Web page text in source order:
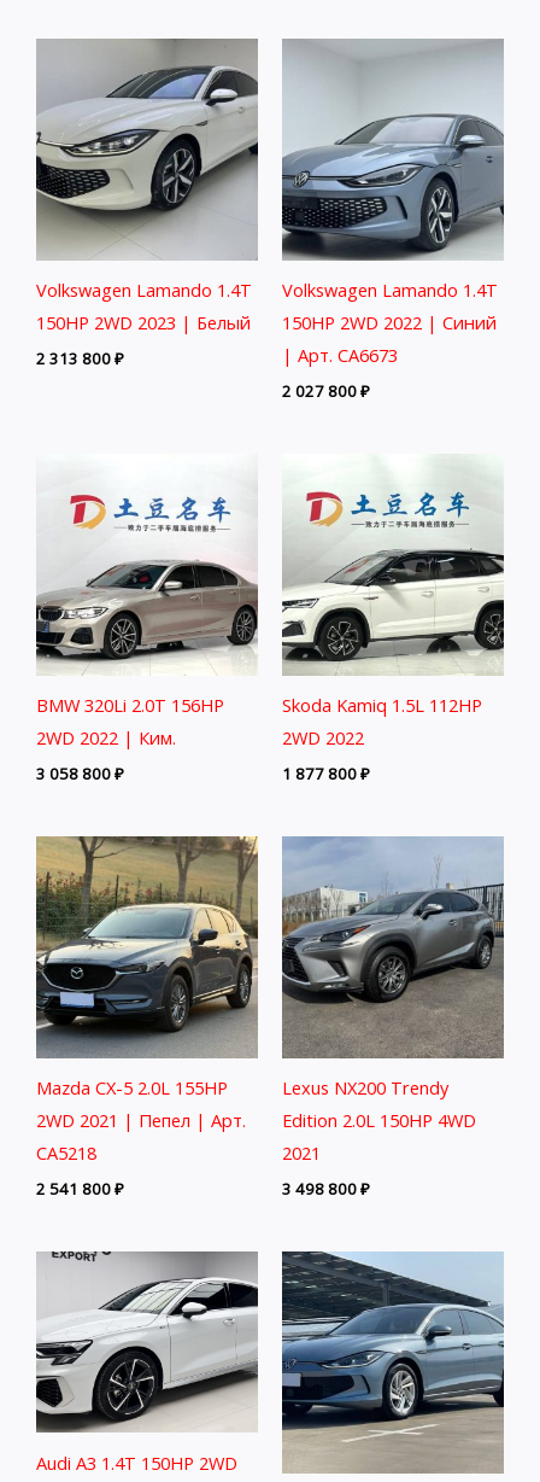
Volkswagen Lamando 1.4T
150HP 2WD 2023 | Белый
2 313 800₽
Volkswagen Lamando 1.4T
150HP 2WD 2022 | Синий
| Арт. CA6673
2 027 800₽
BMW 320Li 2.0T 156HP
2WD 2022 | Ким.
3 058 800₽
Skoda Kamiq 1.5L 112HP
2WD 2022
1 877 800₽
Mazda CX-5 2.0L 155HP
2WD 2021 | Пепел | Арт.
CA5218
2 541 800₽
Lexus NX200 Trendy
Edition 2.0L 150HP 4WD
2021
3 498 800₽
Audi A3 1.4T 150HP 2WD